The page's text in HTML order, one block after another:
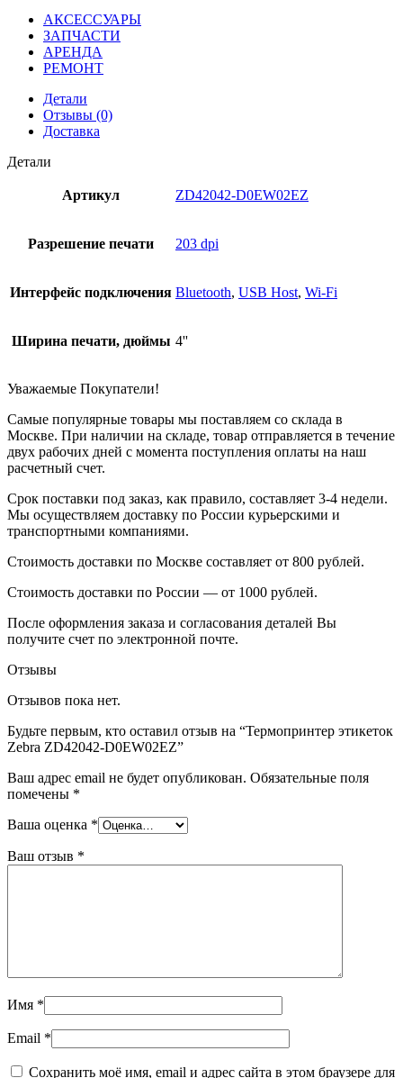
АКСЕССУАРЫ
ЗАПЧАСТИ
АРЕНДА
РЕМОНТ
Детали
Отзывы (0)
Доставка
Детали
Артикул ZD42042-D0EW02EZ
Разрешение печати 203 dpi
Интерфейс подключения Bluetooth, USB Host, Wi-Fi
Ширина печати, дюймы 4''
Уважаемые Покупатели!
Самые популярные товары мы поставляем со склада в
Москве. При наличии на складе, товар отправляется в течение
двух рабочих дней с момента поступления оплаты на наш
расчетный счет.
Срок поставки под заказ, как правило, составляет 3-4 недели.
Мы осуществляем доставку по России курьерскими и
транспортными компаниями.
Стоимость доставки по Москве составляет от 800 рублей.
Стоимость доставки по России — от 1000 рублей.
После оформления заказа и согласования деталей Вы
получите счет по электронной почте.
Отзывы
Отзывов пока нет.
Будьте первым, кто оставил отзыв на “Термопринтер этикеток
Zebra ZD42042-D0EW02EZ”
Ваш адрес email не будет опубликован. Обязательные поля
помечены *
Ваша оценка *
Ваш отзыв *
Имя *
Email *
Сохранить моё имя, email и адрес сайта в этом браузере для